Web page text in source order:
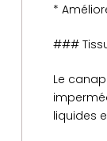
*
###
Le
liquides